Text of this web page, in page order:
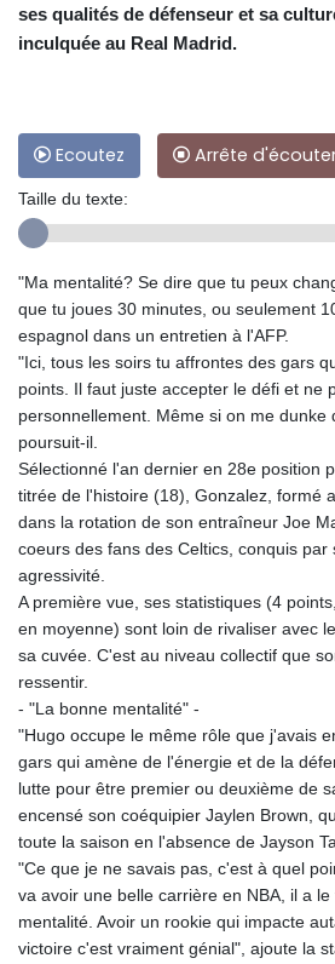
ses qualités de défenseur et sa
inculquée au Real Madrid.
Ecoutez Arrête
Taille du texte:
"Ma mentalité? Se dire que tu peux
que tu joues 30 minutes, ou seulement
espagnol dans un entretien à l'AFP.
"Ici, tous les soirs tu affrontes des gars
points. Il faut juste accepter le défi et ne
personnellement. Même si on me dunke
poursuit-il.
Sélectionné l'an dernier en 28e position
titrée de l'histoire (18), Gonzalez, formé
dans la rotation de son entraîneur Joe
coeurs des fans des Celtics, conquis par
agressivité.
A première vue, ses statistiques (4
en moyenne) sont loin de rivaliser avec
sa cuvée. C'est au niveau collectif que
ressentir.
- "La bonne mentalité" -
"Hugo occupe le même rôle que j'avais
gars qui amène de l'énergie et de la
lutte pour être premier ou deuxième de
encensé son coéquipier Jaylen Brown,
toute la saison en l'absence de Jayson
"Ce que je ne savais pas, c'est à quel
va avoir une belle carrière en NBA, il a
mentalité. Avoir un rookie qui impacte
victoire c'est vraiment génial", ajoute la